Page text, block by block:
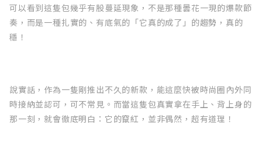
可以看到這隻包幾乎有股蔓延現象，不是那種曇花一現的爆款節
奏，而是一種扎實的、有底氣的「它真的成了」的趨勢，真的
穩！
說實話，作為一隻剛推出不久的新款，能這麼快被時尚圈內外同
時接納並認可，可不常見。而當這隻包真實拿在手上、背上身的
那一刻，就會徹底明白：它的竄紅，並非偶然，超有道理！